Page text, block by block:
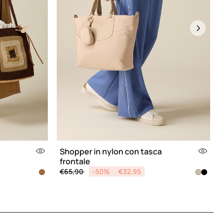
Shopper in nylon con tasca
frontale
Price reduced from
€65,90to-50% €32,95
Next